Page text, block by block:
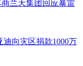
兰天集团回应暴雷